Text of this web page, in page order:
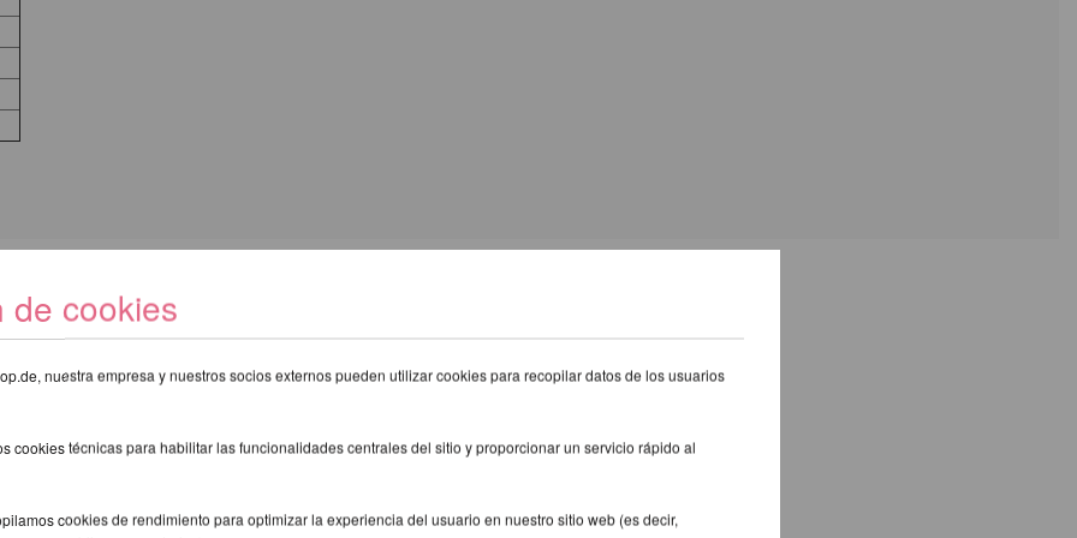
LOS SIGUIENTES PRODUCTOS
de cookies
nuestra empresa y nuestros socios externos pueden utilizar cookies para recopilar datos de los usuarios
cookies técnicas para habilitar las funcionalidades centrales del sitio y proporcionar un servicio rápido al
cookies de rendimiento para optimizar la experiencia del usuario en nuestro sitio web (es decir,